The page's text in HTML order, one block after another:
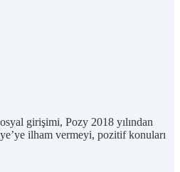
girişimi, Pozy 2018 yılından
ilham vermeyi, pozitif konuları